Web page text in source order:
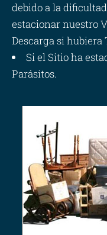
debido a la
estacionar nuestro
Descarga si hubiera
Si el Sitio ha
Parásitos.